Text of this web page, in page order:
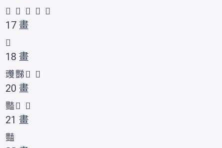
𧰝 𧰞 𧰟 𬤺 𰶣
17 畫
𧰠
18 畫
䝄豒𧰡 𧰢
20 畫
豓𧰣 𧰤
21 畫
豔